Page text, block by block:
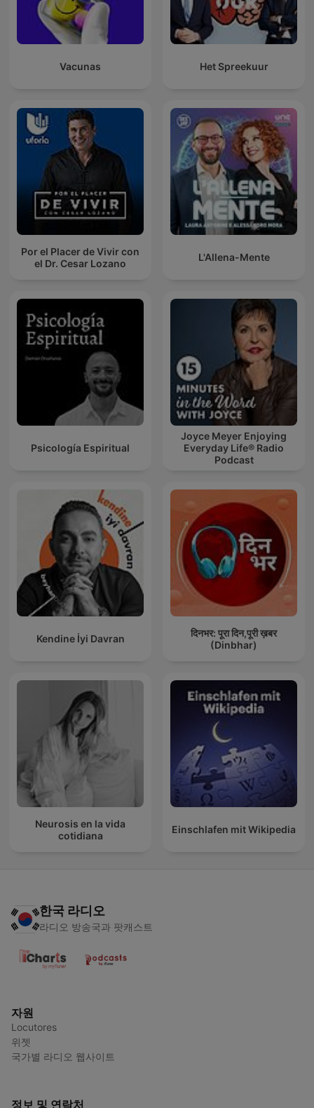
Vacunas Het Spreekuur
Por el Placer de Vivir con
el Dr. Cesar Lozano
L'Allena-Mente
Psicología Espiritual
Joyce Meyer Enjoying
Everyday Life® Radio
Podcast
Kendine İyi Davran
दिनभर: पूरा दिन,पूरी ख़बर
(Dinbhar)
Neurosis en la vida
cotidiana
Einschlafen mit Wikipedia
한국 라디오
라디오 방송국과 팟캐스트
자원
Locutores
위젯
국가별 라디오 웹사이트
정보 및 연락처